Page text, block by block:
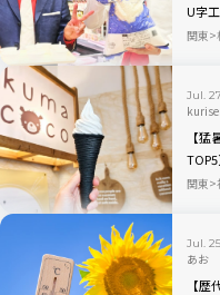
U字
関東
Jul.
【
やビ
関東
Jul.
あお
【